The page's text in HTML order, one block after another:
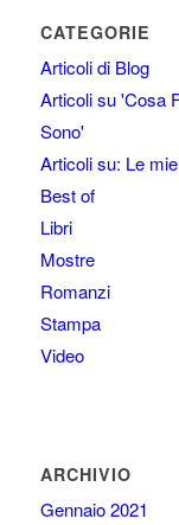
CATEGORIE
Articoli di Blog
Articoli su 'Cosa
Sono'
Articoli su: Le
Best of
Libri
Mostre
Romanzi
Stampa
Video
ARCHIVIO
Gennaio 2021